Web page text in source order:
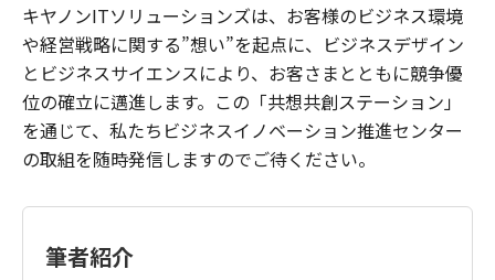
キヤノンITソリューションズは、お客様のビジネス環境
や経営戦略に関する”想い”を起点に、ビジネスデザイン
とビジネスサイエンスにより、お客さまとともに競争優
位の確立に邁進します。この「共想共創ステーション」
を通じて、私たちビジネスイノベーション推進センター
の取組を随時発信しますのでご待ください。
筆者紹介